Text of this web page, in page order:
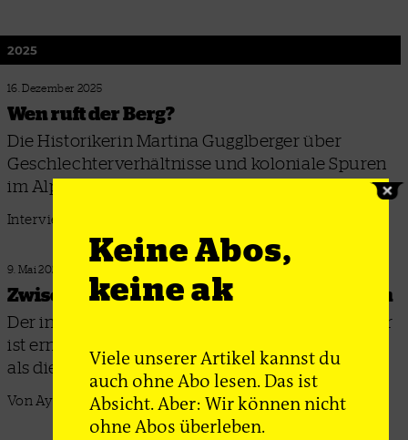
2025
16. Dezember 2025
Wen ruft der Berg?
Die Historikerin Martina Gugglberger über
Geschlechterverhältnisse und koloniale Spuren
im Alpinismus
Interview: Nelli Tügel
9. Mai 2025
Zwischen Memes und Marsch­flugkörpern
Der indisch-pakistanische Konflikt um Kaschmir
ist erneut eskaliert – dabei geht es um weit mehr
als die Kontrolle über Territorien
Von Ayesha Khan
Keine Abos,
keine ak
Viele unserer Artikel kannst du
auch ohne Abo lesen. Das ist
Absicht. Aber: Wir können nicht
ohne Abos überleben.